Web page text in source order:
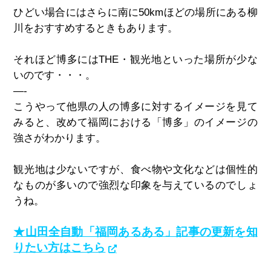
ひどい場合にはさらに南に50kmほどの場所にある柳
川をおすすめするときもあります。
それほど博多にはTHE・観光地といった場所が少な
いのです・・・。
—-
こうやって他県の人の博多に対するイメージを見て
みると、改めて福岡における「博多」のイメージの
強さがわかります。
観光地は少ないですが、食べ物や文化などは個性的
なものが多いので強烈な印象を与えているのでしょ
うね。
★山田全自動「福岡あるある」記事の更新を知
りたい方はこちら